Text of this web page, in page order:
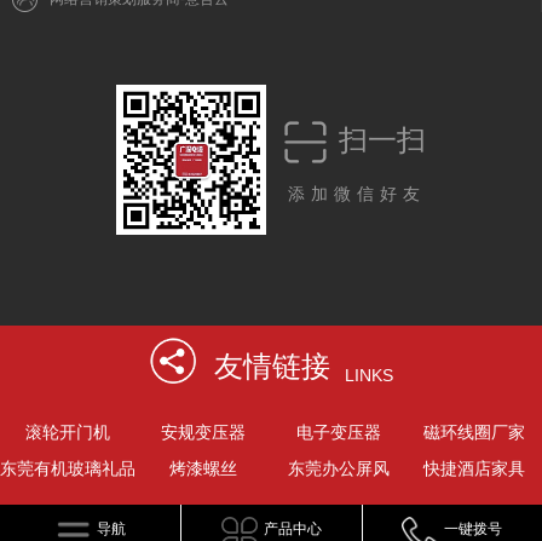
扫一扫
添加微信好友
友情链接 LINKS
滚轮开门机 安规变压器 电子变压器
磁环线圈厂家
东莞有机玻璃礼品
烤漆螺丝 东莞办公屏风 快捷酒店家具
导航 产品中心 一键拨号